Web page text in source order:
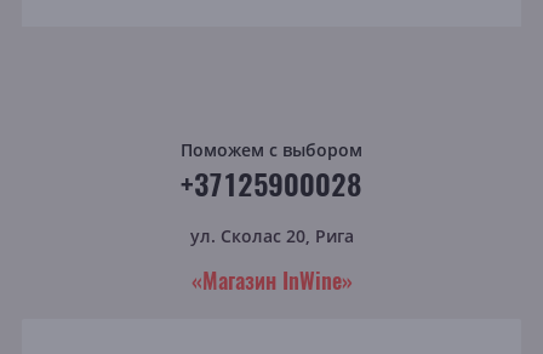
Поможем с выбором
+37125900028
ул. Сколас 20, Рига
«Магазин InWine»